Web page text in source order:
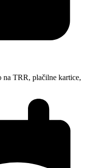
na TRR, plačilne kartice,